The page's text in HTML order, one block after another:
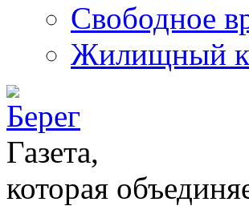
Свободное
Жилищный
Газета,
которая